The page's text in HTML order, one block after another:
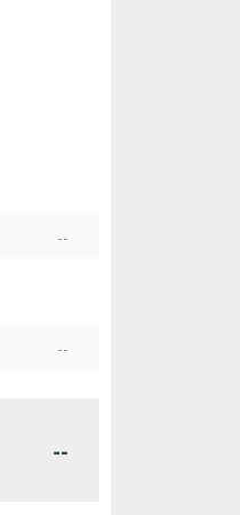
--
--
--